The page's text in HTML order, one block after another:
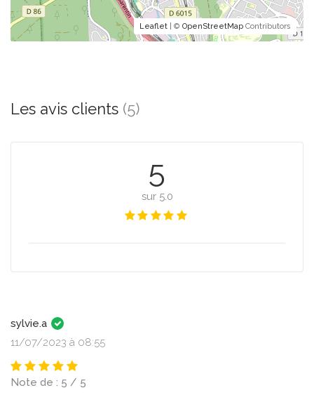
Leaflet | © OpenStreetMap Contributors
Les avis clients (5)
5
sur 5.0
sylvie.a
11/07/2023 à 08:55
Note de : 5 / 5